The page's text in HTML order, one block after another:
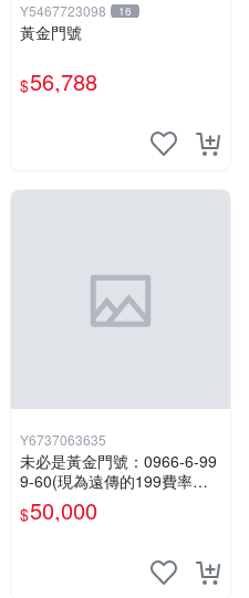
Y5467723098 16
黃金門號
$56,788
Y6737063635
未必是黃金門號：0966-6-99
9-60(現為遠傳的199費率門
號，屆時將以無約狀態過
戶)。
$50,000